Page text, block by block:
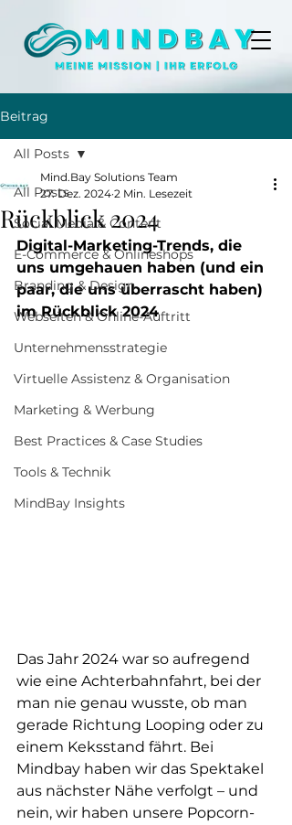
Beitrag
All Posts
Social Media & Content
E-Commerce & Onlineshops
Branding & Design
Webseiten & Online-Auftritt
Unternehmensstrategie
Virtuelle Assistenz & Organisation
Marketing & Werbung
Best Practices & Case Studies
Tools & Technik
MindBay Insights
All Posts
Rückblick 2024
Mind.Bay Solutions Team
27. Dez. 2024 2 Min. Lesezeit
Digital-Marketing-Trends, die
uns umgehauen haben (und ein
paar, die uns überrascht haben)
im Rückblick 2024
Das Jahr 2024 war so aufregend
wie eine Achterbahnfahrt, bei der
man nie genau wusste, ob man
gerade Richtung Looping oder zu
einem Keksstand fährt. Bei
Mindbay haben wir das Spektakel
aus nächster Nähe verfolgt – und
nein, wir haben unsere Popcorn-